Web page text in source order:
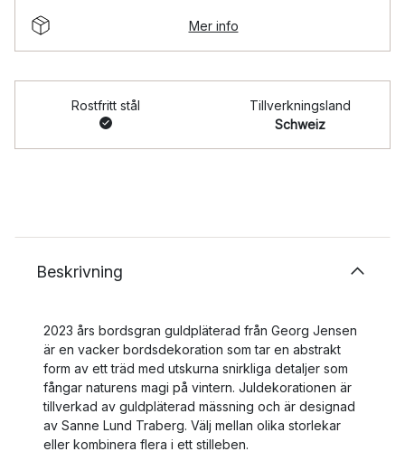
Mer info
Rostfritt stål
Tillverkningsland
Schweiz
Beskrivning
2023 års bordsgran guldpläterad från Georg Jensen
är en vacker bordsdekoration som tar en abstrakt
form av ett träd med utskurna snirkliga detaljer som
fångar naturens magi på vintern. Juldekorationen är
tillverkad av guldpläterad mässning och är designad
av Sanne Lund Traberg. Välj mellan olika storlekar
eller kombinera flera i ett stilleben.